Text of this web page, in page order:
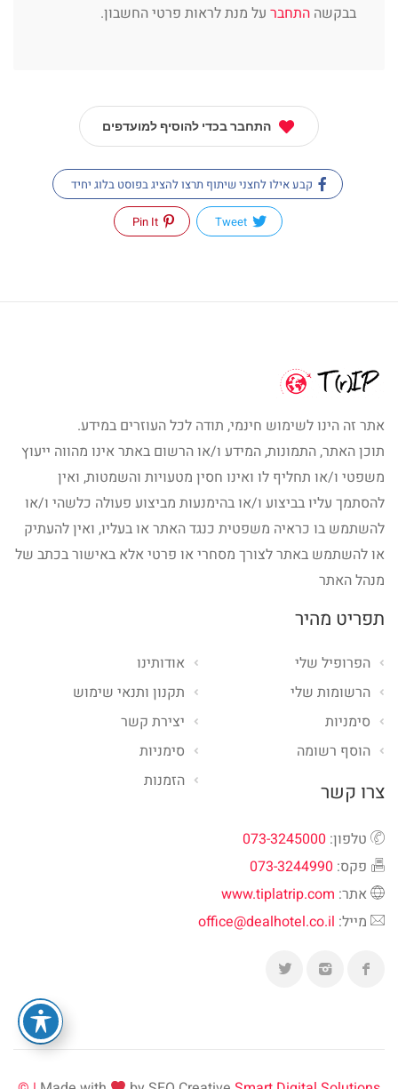
בבקשה התחבר על מנת לראות פרטי החשבון.
התחבר בכדי להוסיף למועדפים
קבע אילו לחצני שיתוף תרצו להציג בפוסט בלוג יחיד
Tweet
Pin It
אתר זה הינו לשימוש חינמי, תודה לכל העוזרים במידע.
תוכן האתר, התמונות, המידע ו/או הרשום באתר אינו מהווה ייעוץ
משפטי ו/או תחליף לו ואינו חסין מטעויות והשמטות, ואין
להסתמך עליו בביצוע ו/או בהימנעות מביצוע פעולה כלשהי ו/או
להשתמש בו כראיה משפטית כנגד האתר או בעליו, ואין להעתיק
או להשתמש באתר לצורך מסחרי או פרטי אלא באישור בכתב של
מנהל האתר
תפריט מהיר
אודותינו
תקנון ותנאי שימוש
יצירת קשר
סימניות
הזמנות
הפרופיל שלי
הרשומות שלי
סימניות
הוסף רשומה
צרו קשר
טלפון: 073-3245000
פקס: 073-3244990
אתר: www.tiplatrip.com
מייל: office@dealhotel.co.il